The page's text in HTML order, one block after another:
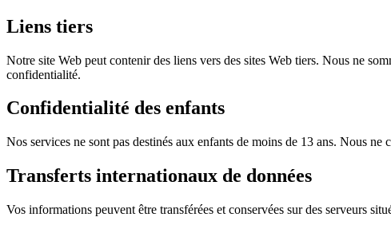
Liens tiers
Notre site Web peut contenir des liens vers des sites Web tiers. Nous ne
confidentialité.
Confidentialité des enfants
Nos services ne sont pas destinés aux enfants de moins de 13 ans. Nous
Transferts internationaux de données
Vos informations peuvent être transférées et conservées sur des serveurs